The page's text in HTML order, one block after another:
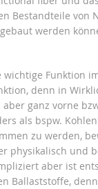
Bestandteile von
werden
Funktion
denn in
ganz vorne
als bspw.
zu werden,
physikalisch und
aber ist
Ballaststoffe,